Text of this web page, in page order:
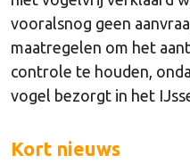
vooralsnog geen
maatregelen om het
controle te houden,
vogel bezorgt in het
Kort nieuws